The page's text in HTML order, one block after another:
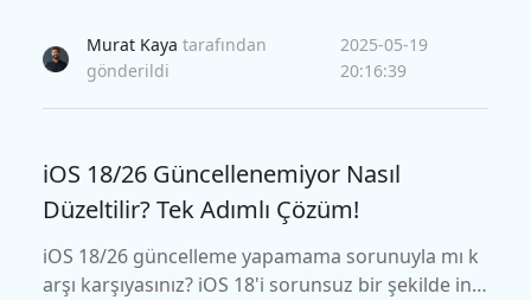
i keşfedin.
Murat Kaya tarafından
gönderildi
2025-05-19
20:16:39
iOS 18/26 Güncellenemiyor Nasıl
Düzeltilir? Tek Adımlı Çözüm!
iOS 18/26 güncelleme yapamama sorunuyla mı k
arşı karşıyasınız? iOS 18'i sorunsuz bir şekilde indi